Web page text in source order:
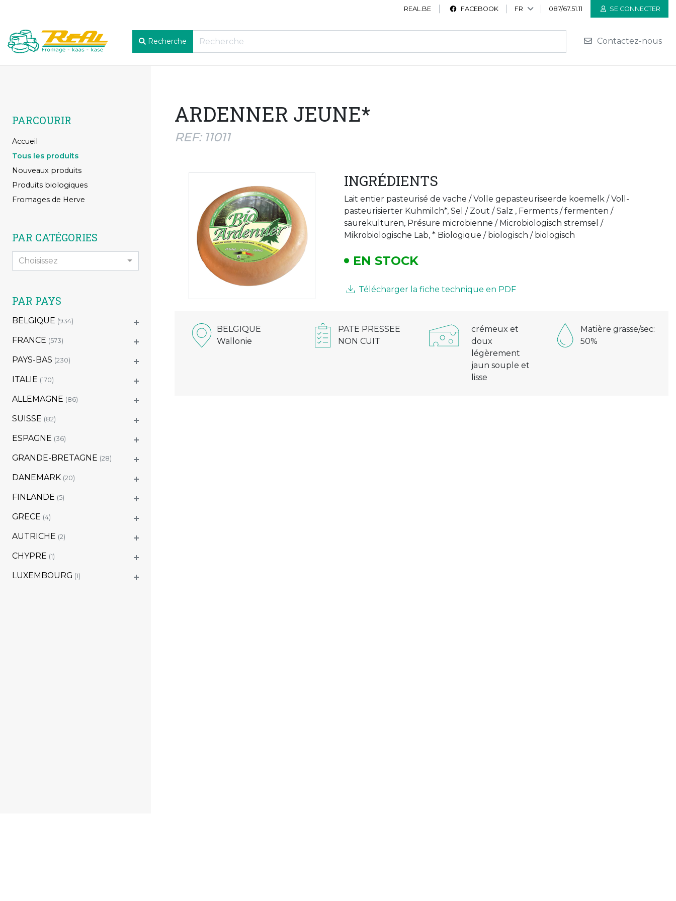
REAL.BE FACEBOOK FR 087/67.51.11 SE CONNECTER
Recherche Contactez-nous
PARCOURIR
Accueil
Tous les produits
Nouveaux produits
Produits biologiques
Fromages de Herve
PAR CATÉGORIES
Choisissez
PAR PAYS
BELGIQUE (934)
FRANCE (573)
PAYS-BAS (230)
ITALIE (170)
ALLEMAGNE (86)
SUISSE (82)
ESPAGNE (36)
GRANDE-BRETAGNE (28)
DANEMARK (20)
FINLANDE (5)
GRECE (4)
AUTRICHE (2)
CHYPRE (1)
LUXEMBOURG (1)
ARDENNER JEUNE*
REF: 11011
INGRÉDIENTS
Lait entier pasteurisé de vache / Volle gepasteuriseerde koemelk / Voll-
pasteurisierter Kuhmilch*, Sel / Zout / Salz , Ferments / fermenten /
säurekulturen, Présure microbienne / Microbiologisch stremsel /
Mikrobiologische Lab, * Biologique / biologisch / biologisch
EN STOCK
Télécharger la fiche technique en PDF
BELGIQUE
Wallonie
PATE PRESSEE
NON CUIT
crémeux et
doux
légèrement
jaun souple et
lisse
Matière grasse/sec:
50%